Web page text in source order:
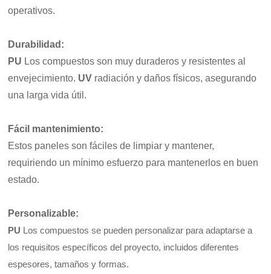
operativos.
Durabilidad :
PU Los compuestos son muy duraderos y resistentes al
envejecimiento. UV radiación y daños físicos, asegurando
una larga vida útil.
Fácil mantenimiento:
Estos paneles son fáciles de limpiar y mantener,
requiriendo un mínimo esfuerzo para mantenerlos en buen
estado.
Personalizable:
PU Los compuestos se pueden personalizar para adaptarse a
los requisitos específicos del proyecto, incluidos diferentes
espesores, tamaños y formas.